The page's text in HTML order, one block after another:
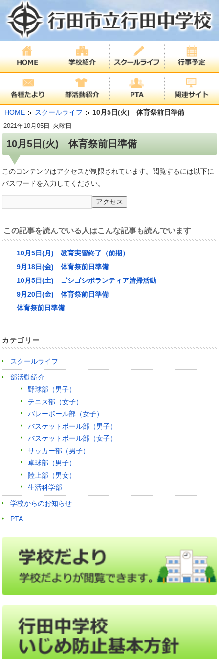
HOME スクールライフ 10月5日(火) 体育祭前日準備
10月5日(火) 体育祭前日準備
2021年10月05日 火曜日
このコンテンツはアクセスが制限されています。閲覧するには以下に
パスワードを入力してください。
この記事を読んでいる人はこんな記事も読んでいます
10月5日(月) 教育実習終了（前期）
9月18日(金) 体育祭前日準備
10月5日(土) ゴシゴシボランティア清掃活動
9月20日(金) 体育祭前日準備
体育祭前日準備
カテゴリー
スクールライフ
部活動紹介
野球部（男子）
テニス部（女子）
バレーボール部（女子）
バスケットボール部（男子）
バスケットボール部（女子）
サッカー部（男子）
卓球部（男子）
陸上部（男女）
生活科学部
学校からのお知らせ
PTA